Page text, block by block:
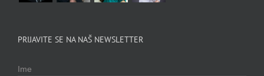
PRIJAVITE SE NA NAŠ NEWSLETTER
Ime